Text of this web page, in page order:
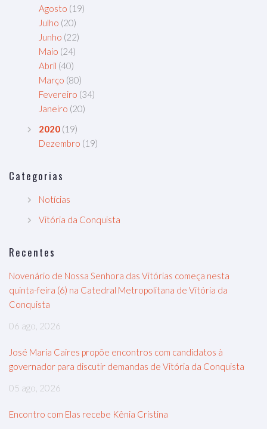
Agosto (19)
Julho (20)
Junho (22)
Maio (24)
Abril (40)
Março (80)
Fevereiro (34)
Janeiro (20)
2020 (19)
Dezembro (19)
Categorias
Notícias
Vitória da Conquista
Recentes
Novenário de Nossa Senhora das Vitórias começa nesta
quinta-feira (6) na Catedral Metropolitana de Vitória da
Conquista
06 ago, 2026
José Maria Caires propõe encontros com candidatos à
governador para discutir demandas de Vitória da Conquista
05 ago, 2026
Encontro com Elas recebe Kênia Cristina